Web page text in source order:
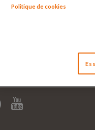
Politique de cookies